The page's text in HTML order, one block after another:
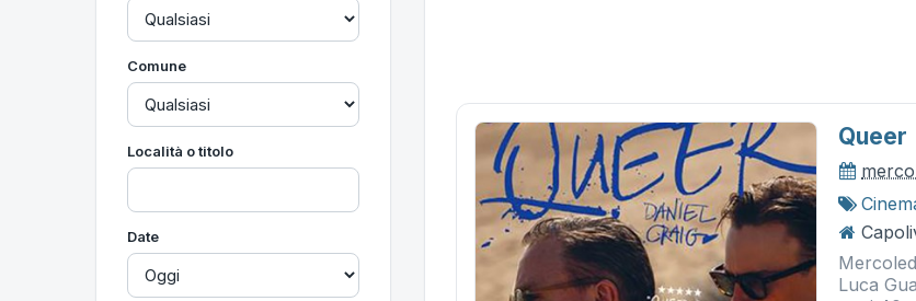
Comune
Località o titolo
Date
Queer
Luca